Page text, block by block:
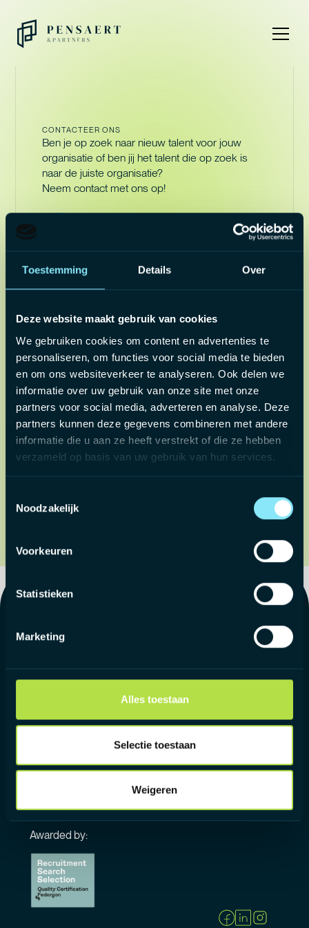
Toestemming Details Over
Deze website maakt gebruik van cookies
We gebruiken cookies om content en advertenties te
personaliseren, om functies voor social media te bieden
en om ons websiteverkeer te analyseren. Ook delen we
informatie over uw gebruik van onze site met onze
partners voor social media, adverteren en analyse. Deze
partners kunnen deze gegevens combineren met andere
informatie die u aan ze heeft verstrekt of die ze hebben
verzameld op basis van uw gebruik van hun services.
Noodzakelijk
Voorkeuren
Statistieken
Marketing
Alles toestaan
Selectie toestaan
Weigeren
CONTACTEER ONS
Ben je op zoek naar nieuw talent voor jouw
organisatie of ben jij het talent die op zoek is
naar de juiste organisatie?
Neem contact met ons op!
info@pensaert-partners.com
BEL ALEXANDRE
0493 93 95 59
KOM LANGS
Jean-Baptiste de Ghellincklaan 15, 9051
Gent
Berchemstadionstraat 72, 2600
Berchem
Plein 13, 8500 Kortrijk
IK ZOEK EEN JOB
WERKEN BIJ
Awarded by: